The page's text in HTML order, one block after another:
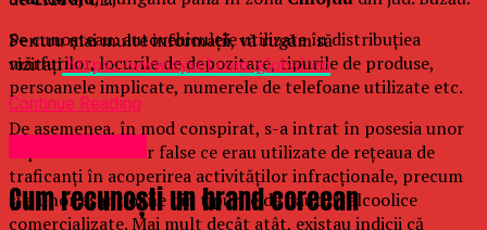
Se cunoșteau: autovehiculele utilizate în distribuțiea
mărfurilor, locurile de depozitare, tipurile de produse,
persoanele implicate, numerele de telefoane utilizate etc.
De asemenea, în mod conspirat, s-a intrat în posesia unor
copii ale facturilor false ce erau utilizate de rețeaua de
traficanți în acoperirea activităților infracționale, precum
și a unor eșantioane din tipurile de băuturi alcoolice
comercializate. Mai mult decât atât, existau indicii că
Pentru mai multe informații, vă rugăm să
vizitațihttps://www.zyxel.com/global/en
Continue Reading
Cum recunoști un brand coreean